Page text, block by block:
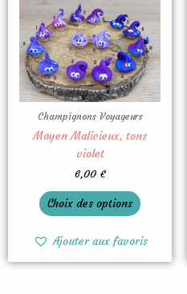
Champignons Voyageurs
Moyen Malicieux, tons
violet
6,00 €
Choix des options
a
plusieurs
variations.
Les
options
peuvent
être
page
produit
Ajouter aux favoris